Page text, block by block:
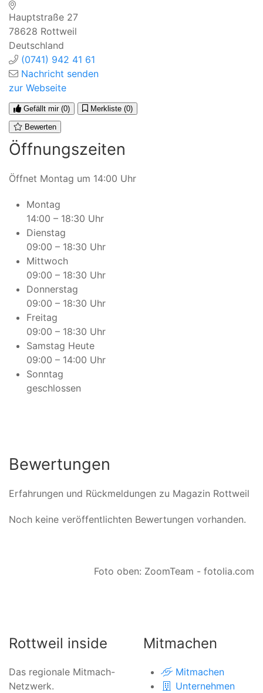
Hauptstraße 27
78628 Rottweil
Deutschland
(0741) 942 41 61
Nachricht senden
zur Webseite
Gefällt mir (0) Merkliste (0)
Bewerten
Öffnungszeiten
Öffnet Montag um 14:00 Uhr
Montag
14:00 – 18:30 Uhr
Dienstag
09:00 – 18:30 Uhr
Mittwoch
09:00 – 18:30 Uhr
Donnerstag
09:00 – 18:30 Uhr
Freitag
09:00 – 18:30 Uhr
Samstag Heute
09:00 – 14:00 Uhr
Sonntag
geschlossen
Bewertungen
Erfahrungen und Rückmeldungen zu Magazin Rottweil
Noch keine veröffentlichten Bewertungen vorhanden.
Foto oben: ZoomTeam - fotolia.com
Rottweil inside
Das regionale Mitmach-
Netzwerk.
Mitmachen
Mitmachen
Unternehmen